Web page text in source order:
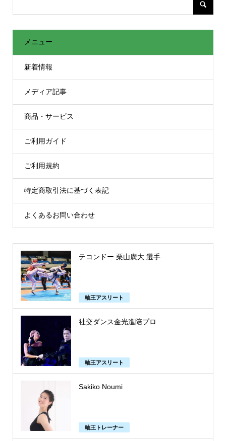
メニュー
新着情報
メディア記事
商品・サービス
ご利用ガイド
ご利用規約
特定商取引法に基づく表記
よくあるお問い合わせ
テコンドー 栗山廣大 選手
軸王アスリート
社交ダンス金光進陪プロ
軸王アスリート
Sakiko Noumi
軸王トレーナー